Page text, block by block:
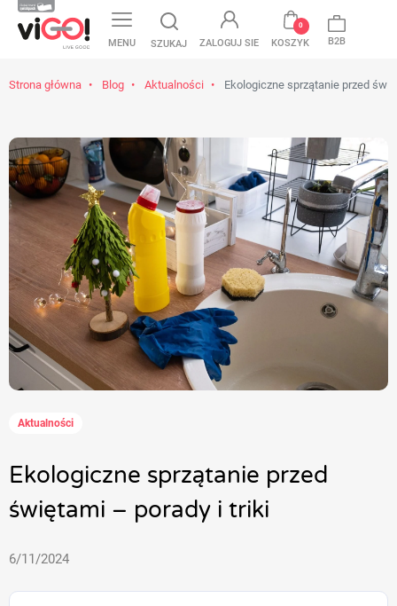
MENU SZUKAJ ZALOGUJ SIE KOSZYK
0
B2B
Strona główna Blog Aktualności Ekologiczne sprzątanie przed
Aktualności
Ekologiczne sprzątanie przed
świętami – porady i triki
6/11/2024